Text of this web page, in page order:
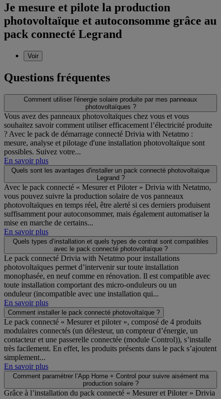
Je mesure et pilote la production
photovoltaïque et autoconsomme grâce au
pack connecté Legrand
Voir
Questions fréquentes
Comment utiliser l'énergie solaire produite par mes panneaux
photovoltaïques ?
Vous avez des panneaux photovoltaïques chez vous et vous
souhaitez savoir comment utiliser efficacement l’électricité produite
? Avec le pack de démarrage connecté Drivia with Netatmo :
mesure, analyse et pilotage d'une installation photovoltaïque sont
possibles. Suivez votre...
En savoir plus
Quels sont les avantages d'installer un pack connecté photovoltaïque
Legrand ?
Avec le pack connecté « Mesurer et Piloter » Drivia with Netatmo,
vous pouvez suivre la production solaire de vos panneaux
photovoltaïques en temps réel, être alerté si ces derniers produisent
suffisamment pour autoconsommer, mais également automatiser la
mise en marche de certains...
En savoir plus
Quels types d’installation et quels types de contrat sont compatibles
avec le pack connecté photovoltaïque ?
Le pack connecté Drivia with Netatmo pour installations
photovoltaïques permet d’intervenir sur toute installation
monophasée, en neuf comme en rénovation. Il est compatible avec
toute installation comportant des micro-onduleurs ou un
onduleur (incompatible avec une installation qui...
En savoir plus
Comment installer le pack connecté photovoltaïque ?
Le pack connecté « Mesurer et piloter », composé de 4 produits
modulaires connectés (un délesteur, un compteur d’énergie, un
contacteur et une passerelle connectée (module Control)), s’installe
très facilement. En effet, les produits présents dans le pack s’ajoutent
simplement...
En savoir plus
Comment paramétrer l’App Home + Control pour suivre aisément ma
production solaire ?
Grâce à l’installation du pack connecté « Mesurer et Piloter » Drivia